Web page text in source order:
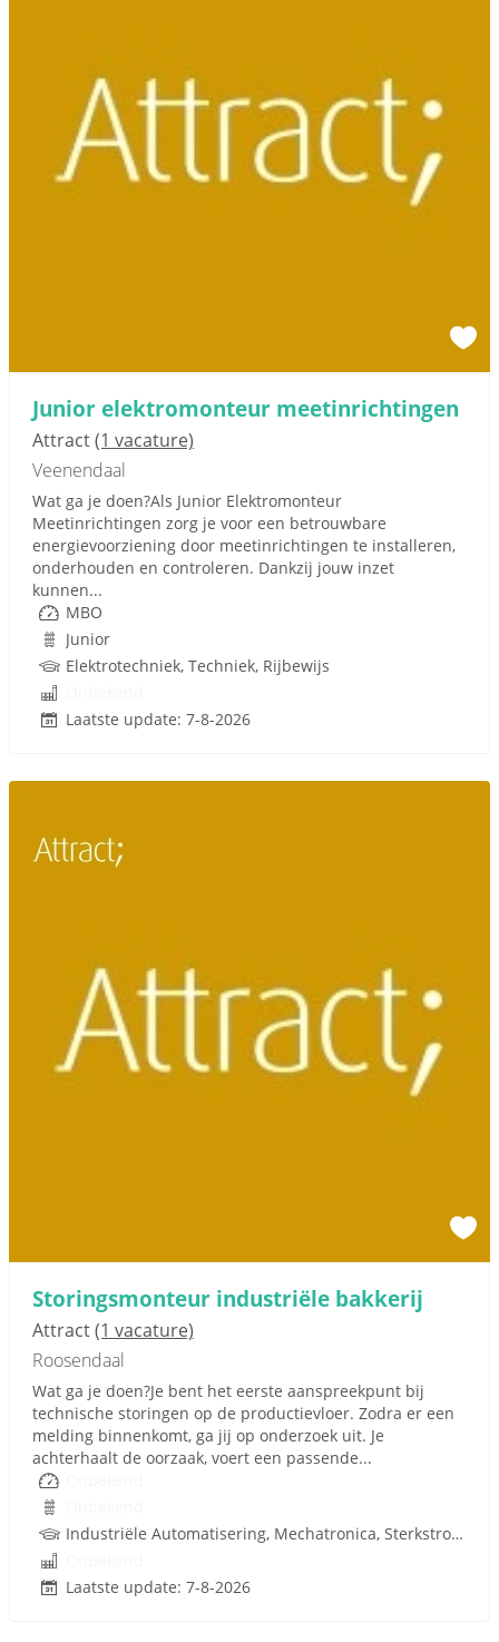
Junior elektromonteur meetinrichtingen
Attract(1 vacature)
Veenendaal
Wat ga je doen?Als Junior Elektromonteur
Meetinrichtingen zorg je voor een betrouwbare
energievoorziening door meetinrichtingen te installeren,
onderhouden en controleren. Dankzij jouw inzet
kunnen...
MBO
Junior
Elektrotechniek, Techniek, Rijbewijs
Laatste update: 7-8-2026
Storingsmonteur industriële bakkerij
Attract(1 vacature)
Roosendaal
Wat ga je doen?Je bent het eerste aanspreekpunt bij
technische storingen op de productievloer. Zodra er een
melding binnenkomt, ga jij op onderzoek uit. Je
achterhaalt de oorzaak, voert een passende...
Industriële Automatisering, Mechatronica, Sterkstroom, Besturingstechniek, Techniek
Laatste update: 7-8-2026